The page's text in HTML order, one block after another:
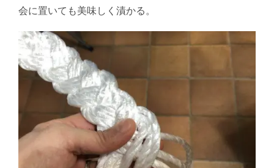
会に置いても美味しく漬かる。